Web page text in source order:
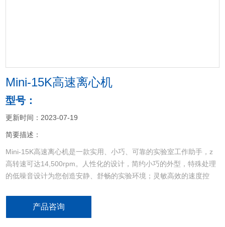
Mini-15K高速离心机
型号：
更新时间：2023-07-19
简要描述：
Mini-15K高速离心机是一款实用、小巧、可靠的实验室工作助手，z
高转速可达14,500rpm。人性化的设计，简约小巧的外型，特殊处理
的低噪音设计为您创造安静、舒畅的实验环境；灵敏高效的速度控
rpm和rcf转换等功能使您得心应手于各种实验阶段。
产品咨询